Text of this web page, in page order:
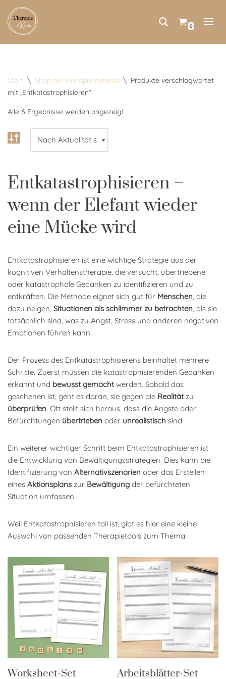
Zum
0
Start \ Shop für Therapiematerial \ Produkte verschlagwortet
mit „Entkatastrophisieren“
Alle 6 Ergebnisse werden angezeigt
Entkatastrophisieren –
wenn der Elefant wieder
eine Mücke wird
Entkatastrophisieren ist eine wichtige Strategie aus der
kognitiven Verhaltenstherapie, die versucht, übertriebene
oder katastrophale Gedanken zu identifizieren und zu
entkräften. Die Methode eignet sich gut für Menschen , die
dazu neigen, Situationen als schlimmer zu betrachten , als sie
tatsächlich sind, was zu Angst, Stress und anderen negativen
Emotionen führen kann.
Der Prozess des Entkatastrophisierens beinhaltet mehrere
Schritte. Zuerst müssen die katastrophisierenden Gedanken
erkannt und bewusst gemachtwerden. Sobald das
geschehen ist, geht es daran, sie gegen die Realitätzu
überprüfen. Oft stellt sich heraus, dass die Ängste oder
Befürchtungen übertrieben oder unrealistisch sind.
Ein weiterer wichtiger Schritt beim Entkatastrophisieren ist
die Entwicklung von Bewältigungsstrategien. Dies kann die
Identifizierung von Alternativszenarien oder das Erstellen
eines Aktionsplans zur Bewältigung der befürchteten
Situation umfassen.
Weil Entkatastrophisieren toll ist, gibt es hier eine kleine
Auswahl von passenden Therapietools zum Thema.
Worksheet-Set
Arbeitsblätter-Set